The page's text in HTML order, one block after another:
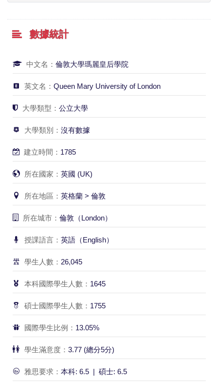
數據統計
中文名： 倫敦大學瑪麗皇后學院
英文名： Queen Mary University of London
大學類型： 公立大學
大學類別： 沒有數據
建立時間： 1785
所在國家： 英國 (UK)
所在地區： 英格蘭 > 倫敦
所在城市： 倫敦（London）
授課語言： 英語（English）
學生人數： 26,045
本科國際學生人數： 1645
碩士國際學生人數： 1755
國際學生比例： 13.05%
學生滿意度： 3.77 (總分5分)
雅思要求： 本科: 6.5 | 碩士: 6.5